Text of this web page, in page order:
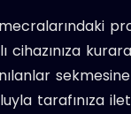
cihazınıza
tarafınıza